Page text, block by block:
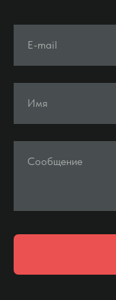
E-mail
Имя
Сообщение